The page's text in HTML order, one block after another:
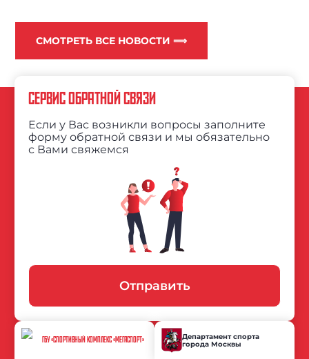
СМОТРЕТЬ ВСЕ НОВОСТИ ⟹
СЕРВИС ОБРАТНОЙ СВЯЗИ
Если у Вас возникли вопросы заполните
форму обратной связи и мы обязательно
с Вами свяжемся
Отправить
ГБУ «СПОРТИВНЫЙ КОМПЛЕКС «МЕГАСПОРТ»
Департамент спорта
города Москвы